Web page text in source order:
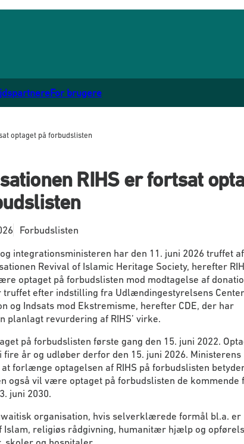
For brugere
optaget på forbudslisten
RIHS er fortsat
Forbudslisten
integrationsministeren har den 11. juni 2026 truffet
Revival of Islamic Heritage Society, herefter
optaget på forbudslisten mod modtagelse af
truffet efter indstilling fra Udlændingestyrelsens
og Indsats mod Ekstremisme, herefter CDE, der har
planlagt revurdering af RIHS’ virke.
på forbudslisten første gang den 15. juni 2022.
år og udløber derfor den 15. juni 2026. Ministerens
forlænge optagelsen af RIHS på forbudslisten
også vil være optaget på forbudslisten de kommende
juni 2030.
organisation, hvis selverklærede formål bl.a. er
Islam, religiøs rådgivning, humanitær hjælp og